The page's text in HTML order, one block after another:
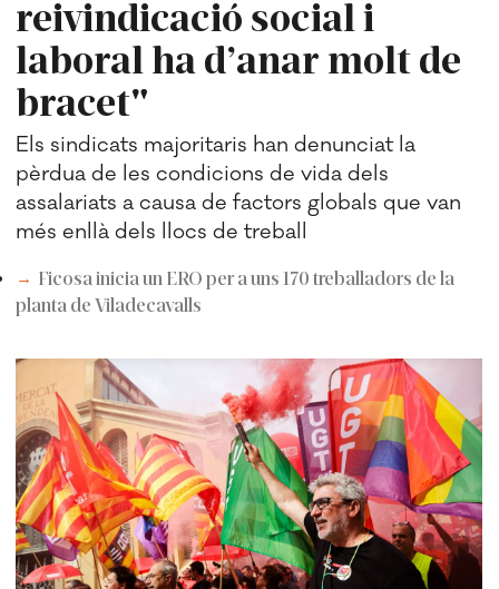
reivindicació social i
laboral ha d’anar molt de
bracet"
Els sindicats majoritaris han denunciat la
pèrdua de les condicions de vida dels
assalariats a causa de factors globals que van
més enllà dels llocs de treball
Ficosa inicia un ERO per a uns 170 treballadors de la
planta de Viladecavalls